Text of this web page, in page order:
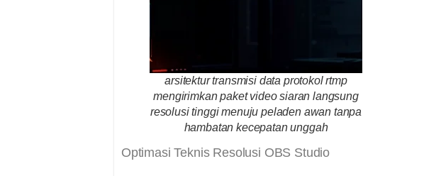
arsitektur transmisi data protokol rtmp
mengirimkan paket video siaran langsung
resolusi tinggi menuju peladen awan tanpa
hambatan kecepatan unggah
Optimasi Teknis Resolusi OBS Studio